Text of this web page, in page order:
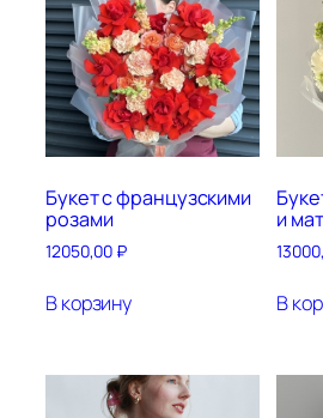
Букет с французскими
розами
12050,00 ₽
В корзину
и
В